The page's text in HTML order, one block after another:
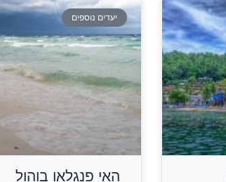
יעדים נוספים
האי פנגלאו בוהול